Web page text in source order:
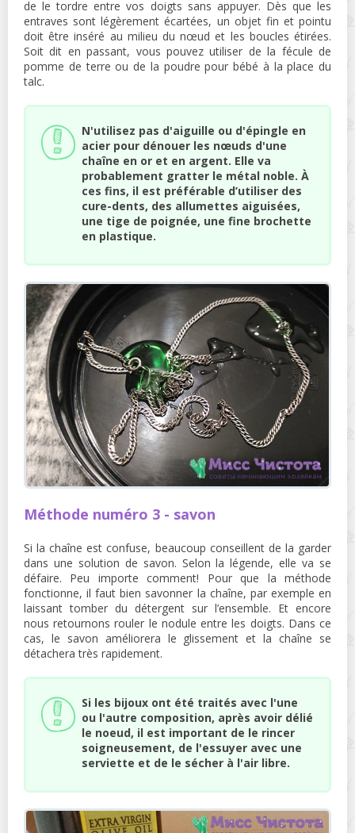
de le tordre entre vos doigts sans appuyer. Dès que les
entraves sont légèrement écartées, un objet fin et pointu
doit être inséré au milieu du nœud et les boucles étirées.
Soit dit en passant, vous pouvez utiliser de la fécule de
pomme de terre ou de la poudre pour bébé à la place du
talc.
N'utilisez pas d'aiguille ou d'épingle en
acier pour dénouer les nœuds d'une
chaîne en or et en argent. Elle va
probablement gratter le métal noble. À
ces fins, il est préférable d’utiliser des
cure-dents, des allumettes aiguisées,
une tige de poignée, une fine brochette
en plastique.
Méthode numéro 3 - savon
Si la chaîne est confuse, beaucoup conseillent de la garder
dans une solution de savon. Selon la légende, elle va se
défaire. Peu importe comment! Pour que la méthode
fonctionne, il faut bien savonner la chaîne, par exemple en
laissant tomber du détergent sur l’ensemble. Et encore
nous retournons rouler le nodule entre les doigts. Dans ce
cas, le savon améliorera le glissement et la chaîne se
détachera très rapidement.
Si les bijoux ont été traités avec l'une
ou l'autre composition, après avoir délié
le noeud, il est important de le rincer
soigneusement, de l'essuyer avec une
serviette et de le sécher à l'air libre.